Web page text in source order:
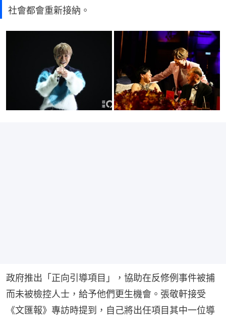
社會都會重新接納。
政府推出「正向引導項目」，協助在反修例事件被捕
而未被檢控人士，給予他們更生機會。張敬軒接受
《文匯報》專訪時提到，自己將出任項目其中一位導